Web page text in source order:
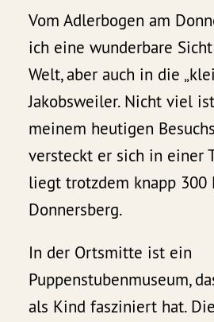
Vom Adlerbogen am
ich eine wunderbare
Welt, aber auch in die
Jakobsweiler. Nicht viel
meinem heutigen
versteckt er sich in einer
liegt trotzdem knapp 300
Donnersberg.
In der Ortsmitte ist ein
Puppenstubenmuseum,
als Kind fasziniert hat.